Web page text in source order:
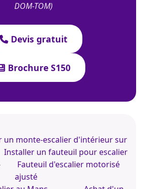
DOM-TOM)
Devis gratuit
Brochure S150
un monte-escalier d'intérieur sur
Installer un fauteuil pour escalier
Fauteuil d'escalier motorisé
ajusté